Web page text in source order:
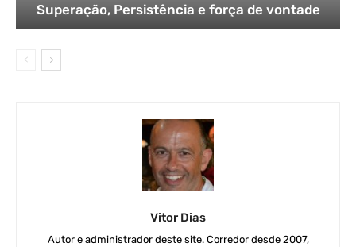
Superação, Persistência e força de vontade
Vitor Dias
Autor e administrador deste site. Corredor desde 2007,